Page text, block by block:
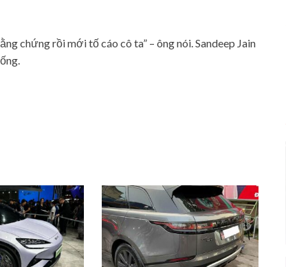
chứng rồi mới tố cáo cô ta” – ông nói. Sandeep Jain